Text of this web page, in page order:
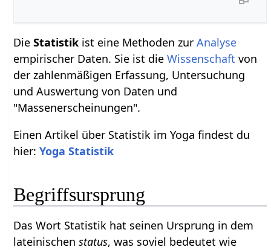
DieStatistik ist eine Methoden zurAnalyse
empirischer Daten. Sie ist dieWissenschaft von
der zahlenmäßigen Erfassung, Untersuchung
und Auswertung von Daten und
"Massenerscheinungen".
Einen Artikel über Statistik im Yoga findest du
hier:Yoga Statistik
Begriffsursprung
Das Wort Statistik hat seinen Ursprung in dem
lateinischenstatus, was soviel bedeutet wie